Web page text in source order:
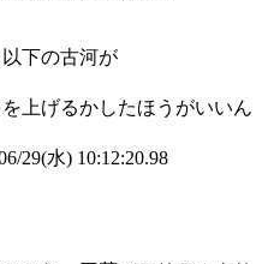
下の古河が
上げるかしたほうがいいん
29(水) 10:12:20.98